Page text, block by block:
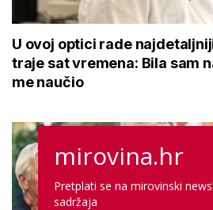
U ovoj optici rade
traje sat vremena: Bila sam
me naučio
mirovina.hr
Pretplati se na mirovinski
sadržaja